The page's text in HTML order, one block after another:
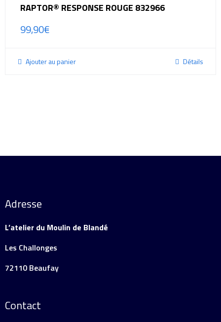
RAPTOR® RESPONSE ROUGE 832966
99,90€
Ajouter au panier Détails
Adresse
L’atelier du Moulin de Blandé
Les Challonges
72110 Beaufay
Contact